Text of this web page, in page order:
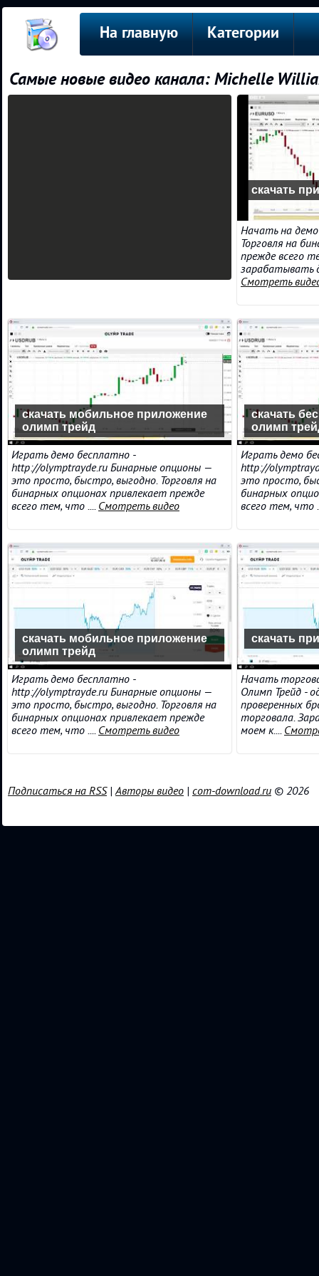
На главную Категории
Самые новые видео канала: Michelle
скачать
Начать на
Торговля на
прежде всего
зарабатывать
Смотреть
скачать мобильное приложение
олимп трейд
Играть демо бесплатно -
http://olymptrayde.ru Бинарные опционы —
это просто, быстро, выгодно. Торговля на
бинарных опционах привлекает прежде
всего тем, что .... Смотреть видео
скачать
олимп
Играть демо
http://
это просто,
бинарных
всего тем, что
скачать мобильное приложение
олимп трейд
Играть демо бесплатно -
http://olymptrayde.ru Бинарные опционы —
это просто, быстро, выгодно. Торговля на
бинарных опционах привлекает прежде
всего тем, что .... Смотреть видео
скачать
Начать
Олимп Трейд -
проверенных
торговала.
моем к....
Подписаться на RSS|Авторы видео | com-download.ru © 2026